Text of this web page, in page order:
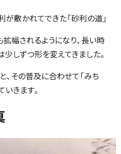
敷かれてできた「砂利の道」
拡幅されるようになり、長い時
少しずつ形を変えてきました。
、その普及に合わせて「みち
いきます。